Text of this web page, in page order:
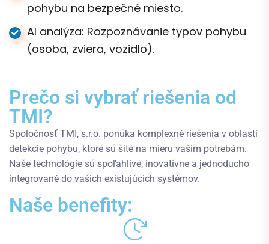
pohybu na bezpečné miesto.
AI analýza: Rozpoznávanie typov pohybu
(osoba, zviera, vozidlo).
Prečo si vybrať riešenia od
TMI?
Spoločnosť TMI, s.r.o. ponúka komplexné riešenia v oblasti
detekcie pohybu, ktoré sú šité na mieru vašim potrebám.
Naše technológie sú spoľahlivé, inovatívne a jednoducho
integrované do vašich existujúcich systémov.
Naše benefity: